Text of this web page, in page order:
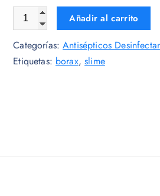
Añadir al carrito
Categorías:Antisépticos
Etiquetas: borax,slime